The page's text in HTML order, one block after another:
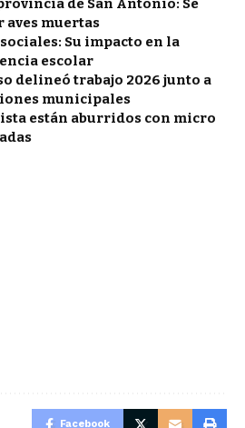
de San Antonio: Se
aves muertas
Su impacto en la
escolar
delineó trabajo 2026 junto a
municipales
están aburridos con micro
Facebook